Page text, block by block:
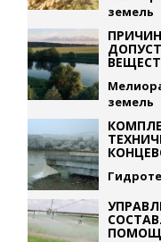
земель
земель